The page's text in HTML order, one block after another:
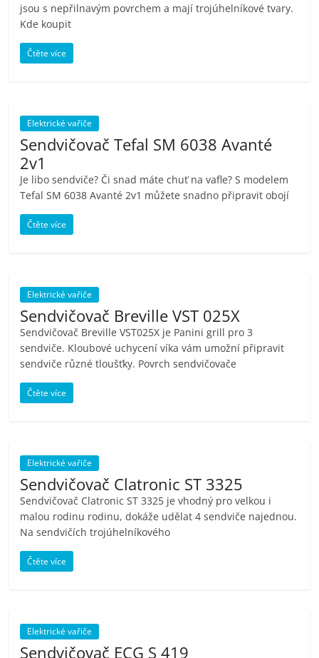
jsou s nepřilnavým povrchem a mají trojúhelníkové tvary.
Kde koupit
Čtěte více
Elektrické vařiče
Sendvičovač Tefal SM 6038 Avanté
2v1
Je libo sendviče? Či snad máte chuť na vafle? S modelem
Tefal SM 6038 Avanté 2v1 můžete snadno připravit obojí
Čtěte více
Elektrické vařiče
Sendvičovač Breville VST 025X
Sendvičovač Breville VST025X je Panini grill pro 3
sendviče. Kloubové uchycení víka vám umožní připravit
sendviče různé tloušťky. Povrch sendvičovače
Čtěte více
Elektrické vařiče
Sendvičovač Clatronic ST 3325
Sendvičovač Clatronic ST 3325 je vhodný pro velkou i
malou rodinu rodinu, dokáže udělat 4 sendviče najednou.
Na sendvičích trojúhelníkového
Čtěte více
Elektrické vařiče
Sendvičovač ECG S 419